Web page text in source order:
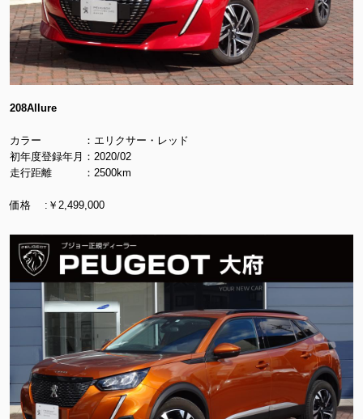
208Allure
カラー ：エリクサー・レッド
初年度登録年月：2020/02
走行距離 ：2500km
価格 :￥2,499,000